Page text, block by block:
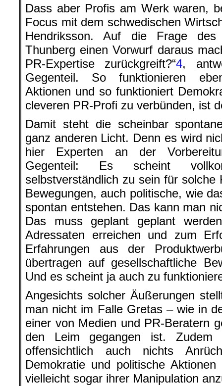
Dass aber Profis am Werk waren,
Focus mit dem schwedischen
Hendriksson. Auf die Frage
Thunberg einen Vorwurf daraus
PR-Expertise zurückgreift?“4,
Gegenteil. So funktionieren
Aktionen und so funktioniert
cleveren PR-Profi zu verbünden, ist
Damit steht die scheinbar
ganz anderen Licht. Denn es wird
hier Experten an der
Gegenteil: Es scheint
selbstverständlich zu sein für solche
Bewegungen, auch politische, wie
spontan entstehen. Das kann man
Das muss geplant geplant
Adressaten erreichen und zum
Erfahrungen aus der
übertragen auf gesellschaftliche
Und es scheint ja auch zu
Angesichts solcher Äußerungen
man nicht im Falle Gretas – wie in
einer von Medien und PR-Beratern
den Leim gegangen ist. Zudem
offensichtlich auch nichts
Demokratie und politische
vielleicht sogar ihrer Manipulation